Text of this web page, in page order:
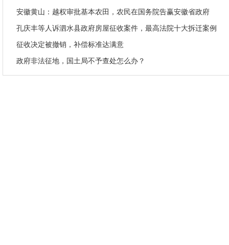
安徽黄山：越权审批基本农田，农民在国务院告赢安徽省政府
孔庆丰等人诉泗水县政府房屋征收案件，最高法院十大拆迁案例
征收决定被撤销，补偿标准达满意
政府非法征地，国土局不予查处怎么办？